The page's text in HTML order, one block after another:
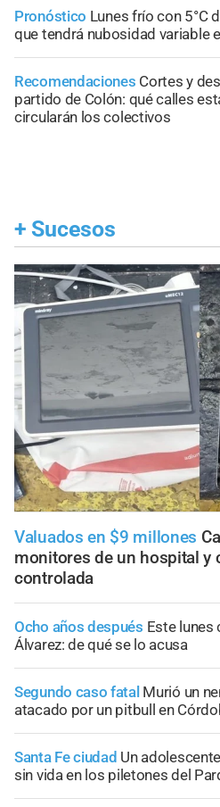
Pronóstico Lunes frío con 5°C
que tendrá nubosidad variable
Recomendaciones Cortes y
partido de Colón: qué calles
circularán los colectivos
+ Sucesos
Valuados en $9 millones
monitores de un hospital y
controlada
Ocho años después Este lunes
Álvarez: de qué se lo acusa
Segundo caso fatal Murió un
atacado por un pitbull en
Santa Fe ciudad Un
sin vida en los piletones del